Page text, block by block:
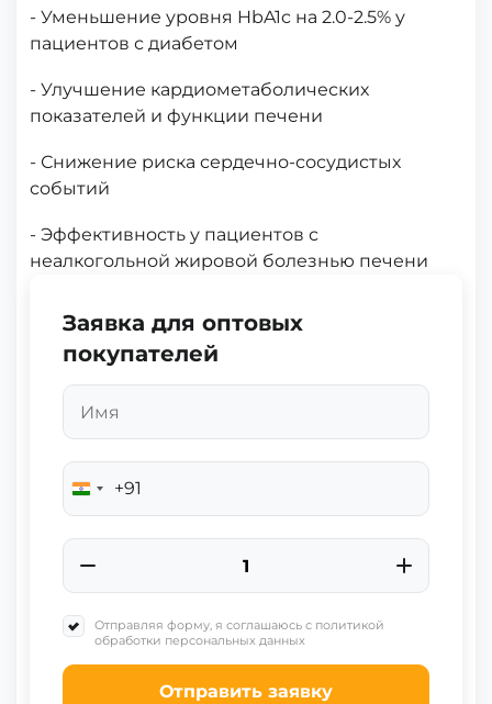
- Уменьшение уровня HbA1c на 2.0-2.5% у
пациентов с диабетом
- Улучшение кардиометаболических
показателей и функции печени
- Снижение риска сердечно-сосудистых
событий
- Эффективность у пациентов с
неалкогольной жировой болезнью печени
Заявка для оптовых
покупателей
India
+91
+91
Отправляя форму, я соглашаюсь с политикой
обработки персональных данных
Отправить заявку